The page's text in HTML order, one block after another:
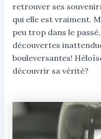
retrouver ses
qui elle est vraiment.
peu trop dans le
découvertes
bouleversantes!
découvrir sa vérité?